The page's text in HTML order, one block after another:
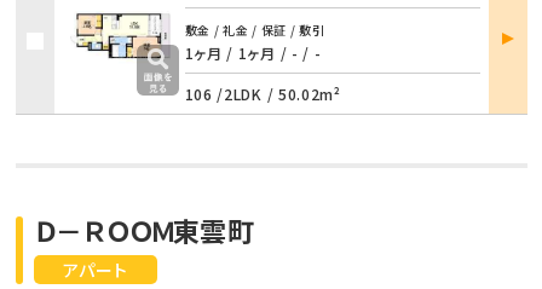
敷金 / 礼金 / 保証 / 敷引
1ヶ月 / 1ヶ月 / - / -
106 /2LDK / 50.02m²
部屋
詳細
アパート
Ｄ－ＲＯＯＭ東雲町